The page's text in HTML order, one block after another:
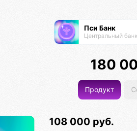
Пси Банк
180
Продукт
108 000 руб.